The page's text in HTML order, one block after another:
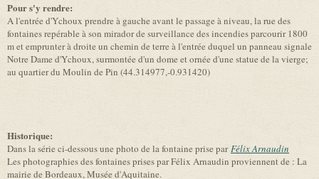
Pour s'y rendre:
A l'entrée d'Ychoux prendre à gauche avant le passage à niveau, la rue des
fontaines repérable à son mirador de surveillance des incendies parcourir 1800
m et emprunter à droite un chemin de terre à l'entrée duquel un panneau signale
Notre Dame d'Ychoux, surmontée d'un dome et ornée d'une statue de la vierge;
au quartier du Moulin de Pin (44.314977,-0.931420)
Historique:
Dans la série ci-dessous une photo de la fontaine prise parFélix Arnaudin
Les photographies des fontaines prises par Félix Arnaudin proviennent de : La
mairie de Bordeaux, Musée d'Aquitaine.